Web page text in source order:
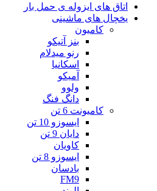
اتاق های ایزوله ی حمل بار
یخچال های ماشینی
کامیون
بنز آتیکو
رنو میدلام
اسکانیا
آمیکو
ولوو
دانگ فنگ
کامیونت 6 تن
ایسوزو 10 تن
دایان 9 تن
کاویان
ایسوزو 8 تن
بادسان
FM9